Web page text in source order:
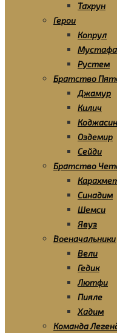
Тахрун
Герои
Копрул
Мустафа
Рустем
Братство
Джамур
Килич
Коджасин
Оздемир
Сейди
Братство
Синадим
Шемси
Явуз
Военачальники
Вели
Гедик
Лютфи
Пияле
Хадим
Команда